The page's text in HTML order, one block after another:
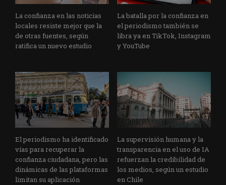
La confianza en las noticias
locales resiste mejor que la
de otras fuentes, según
ratifica un nuevo estudio
La batalla por la confianza en
el periodismo también se
libra ya en TikTok, Instagram
y YouTube
El periodismo ha identificado
vías para recuperar la
confianza ciudadana, pero las
dinámicas de las plataformas
limitan su aplicación
La supervisión humana y la
transparencia en el uso de IA
refuerzan la credibilidad de
los medios, según un estudio
en Chile